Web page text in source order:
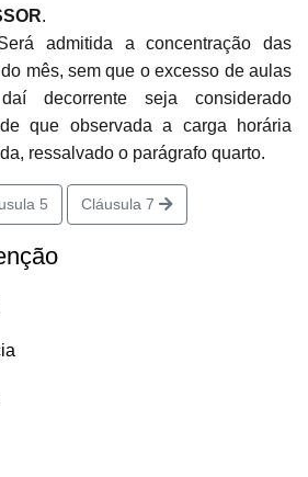
.
admitida a concentração das
mês, sem que o excesso de aulas
decorrente seja considerado
que observada a carga horária
ressalvado o parágrafo quarto.
5 Cláusula 7